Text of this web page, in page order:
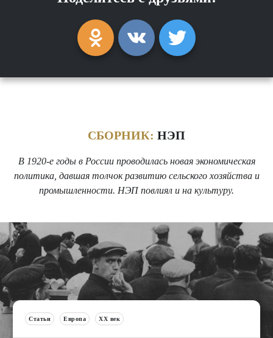
СБОРНИК: НЭП
В 1920-е годы в России проводилась новая экономическая
политика, давшая толчок развитию сельского хозяйства и
промышленности. НЭП повлиял и на культуру.
Статьи Европа XX век